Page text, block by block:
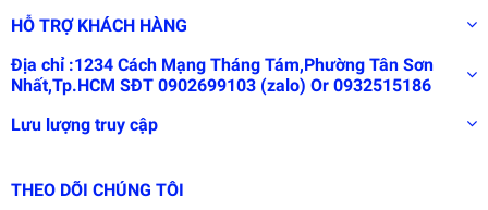
khỏi bằng cách chỉ cần làm
sạch mũi thường xuyên bằng
dung dịch nước muối 0,9%
giúp:
♦ Điều trị hắt hơi, sổ mủi,
HỖ TRỢ KHÁCH HÀNG
Địa chỉ :1234 Cách Mạng Tháng Tám,Phường Tân Sơn
Nhất,Tp.HCM SĐT 0902699103 (zalo) Or 0932515186
Lưu lượng truy cập
THEO DÕI CHÚNG TÔI